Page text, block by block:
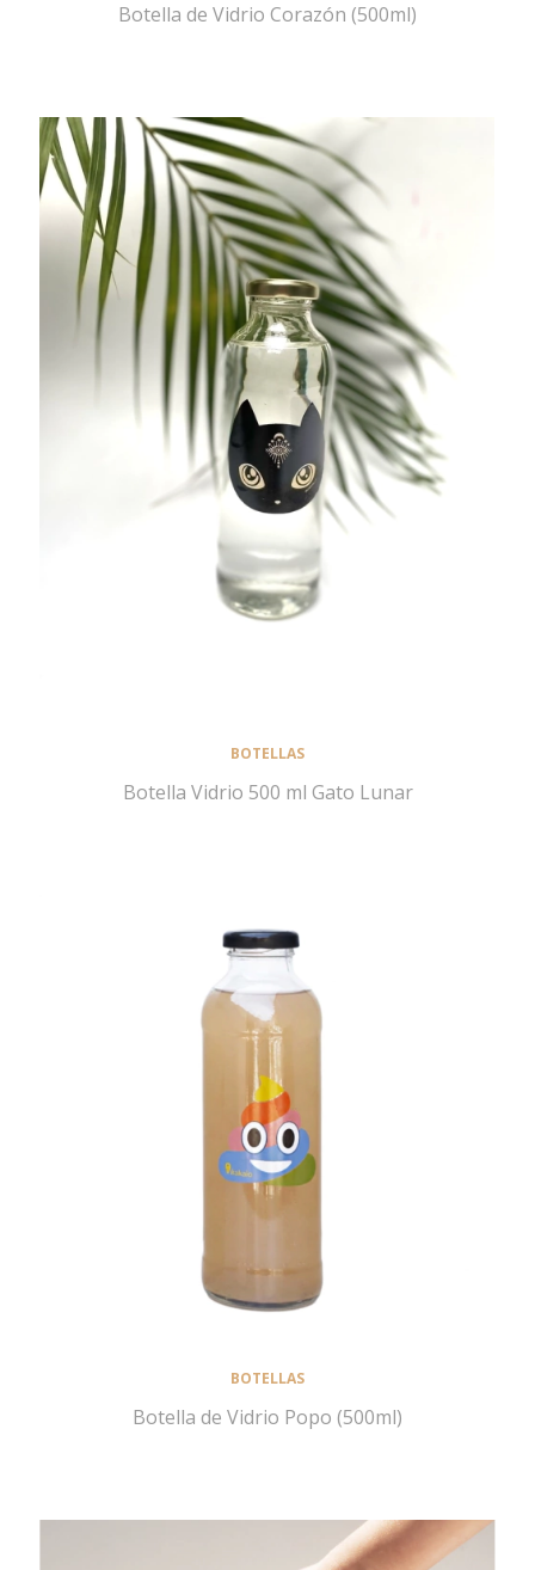
Botella de Vidrio Corazón (500ml)
BOTELLAS
Botella Vidrio 500 ml Gato Lunar
BOTELLAS
Botella de Vidrio Popo (500ml)